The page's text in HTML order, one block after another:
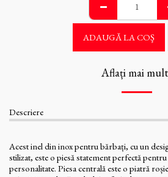
ADAUGĂ LA COŞ
Aflați mai
Descriere
Acest inel din inox pentru bărbați, cu un
stilizat, este o piesă statement perfectă
personalitate. Piesa centrală este o piatră